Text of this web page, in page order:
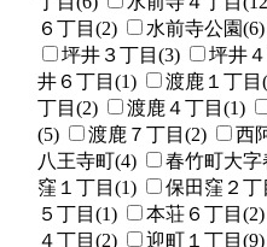
６丁目(2)
水前寺公園(6)
坪井３丁目(3)
坪井
井６丁目(1)
渡鹿１丁目
丁目(2)
渡鹿４丁目(1)
(5)
渡鹿７丁目(2) 西
八王寺町(4)
春竹町大字
窪１丁目(1)
保田窪２丁
５丁目(1)
本荘６丁目(2)
４丁目(2)
迎町１丁目(9)